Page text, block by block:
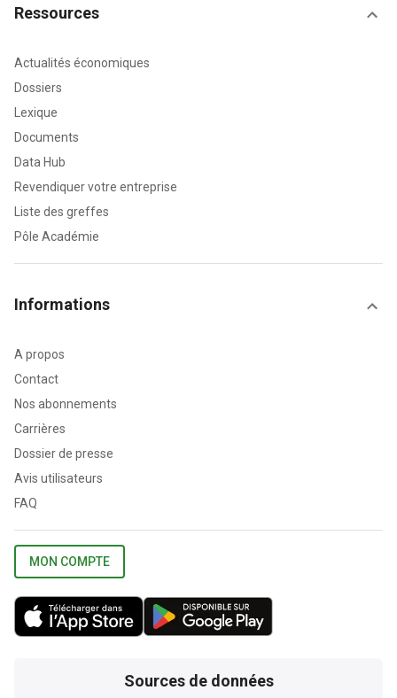
Ressources
Actualités économiques
Dossiers
Lexique
Documents
Data Hub
Revendiquer votre entreprise
Liste des greffes
Pôle Académie
Informations
A propos
Contact
Nos abonnements
Carrières
Dossier de presse
Avis utilisateurs
FAQ
MON COMPTE
Sources de données